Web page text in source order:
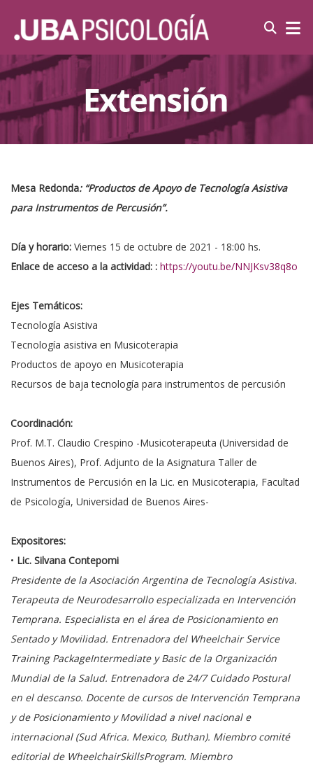
Mesa Redonda: “Productos de Apoyo de Tecnología Asistiva
para Instrumentos de Percusión”.
Día y horario: Viernes 15 de octubre de 2021 - 18:00 hs.
Enlace de acceso a la actividad: : https://youtu.be/NNJKsv38q8o
Ejes Temáticos:
Tecnología Asistiva
Tecnología asistiva en Musicoterapia
Productos de apoyo en Musicoterapia
Recursos de baja tecnología para instrumentos de percusión
Coordinación:
Prof. M.T. Claudio Crespino -Musicoterapeuta (Universidad de
Buenos Aires), Prof. Adjunto de la Asignatura Taller de
Instrumentos de Percusión en la Lic. en Musicoterapia, Facultad
de Psicología, Universidad de Buenos Aires-
Expositores:
• Lic. Silvana Contepomi
Presidente de la Asociación Argentina de Tecnología Asistiva.
Terapeuta de Neurodesarrollo especializada en Intervención
Temprana. Especialista en el área de Posicionamiento en
Sentado y Movilidad. Entrenadora del Wheelchair Service
Training PackageIntermediate y Basic de la Organización
Mundial de la Salud. Entrenadora de 24/7 Cuidado Postural
en el descanso. Docente de cursos de Intervención Temprana
y de Posicionamiento y Movilidad a nivel nacional e
internacional (Sud Africa. Mexico, Buthan). Miembro comité
editorial de WheelchairSkillsProgram. Miembro